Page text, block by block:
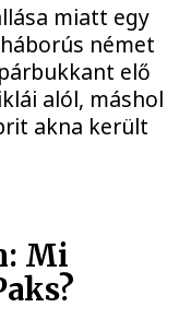
miatt egy
német
elő
alól, máshol
akna került
Mi